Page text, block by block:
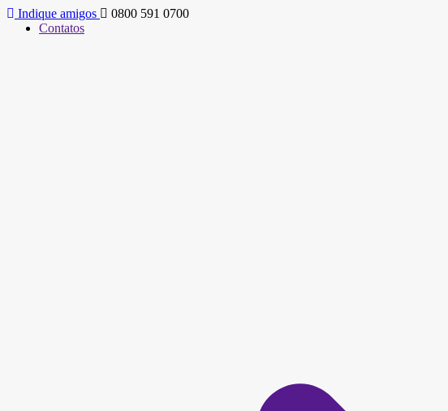
Indique amigos
0800 591 0700
Contatos